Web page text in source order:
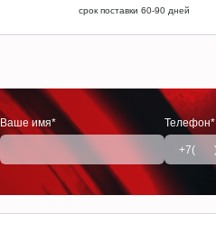
срок поставки 60-90 дней
Ваше имя* Телефон*